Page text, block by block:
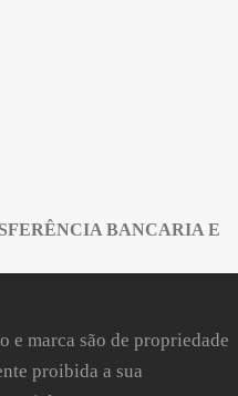
BANCARIA E
marca são de propriedade
proibida a sua